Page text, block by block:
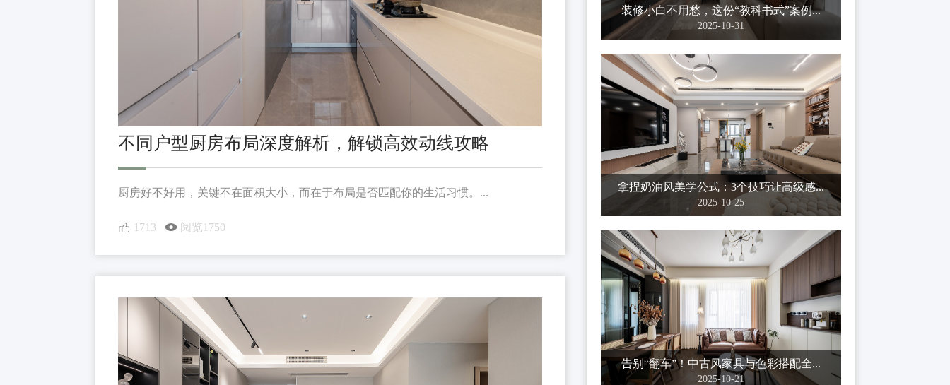
不同户型厨房布局深度解析，解锁高效动线攻略
厨房好不好用，关键不在面积大小，而在于布局是否匹配你的生活习惯。...
1713 阅览1750
装修小白不用愁，这份“教科书式”案例...
2025-10-31
拿捏奶油风美学公式：3个技巧让高级感...
2025-10-25
告别“翻车”！中古风家具与色彩搭配全...
2025-10-21